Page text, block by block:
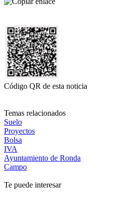
Código QR de esta noticia
Temas relacionados
Suelo
Proyectos
Bolsa
IVA
Ayuntamiento de Ronda
Campo
Te puede interesar